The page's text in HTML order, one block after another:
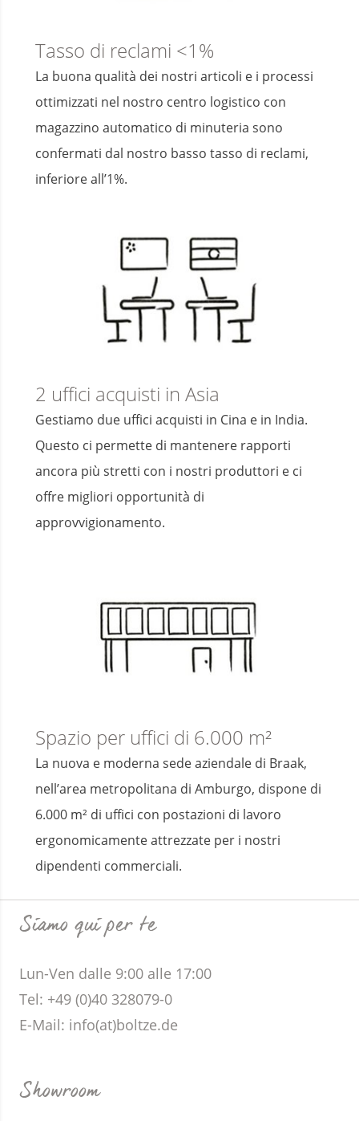
Tasso di reclami <1%
La buona qualità dei nostri articoli e i processi
ottimizzati nel nostro centro logistico con
magazzino automatico di minuteria sono
confermati dal nostro basso tasso di reclami,
inferiore all’1%.
2 uffici acquisti in Asia
Gestiamo due uffici acquisti in Cina e in India.
Questo ci permette di mantenere rapporti
ancora più stretti con i nostri produttori e ci
offre migliori opportunità di
approvvigionamento.
Spazio per uffici di 6.000 m²
La nuova e moderna sede aziendale di Braak,
nell’area metropolitana di Amburgo, dispone di
6.000 m² di uffici con postazioni di lavoro
ergonomicamente attrezzate per i nostri
dipendenti commerciali.
Siamo qui per te
Lun-Ven dalle 9:00 alle 17:00
Tel: +49 (0)40 328079-0
E-Mail: info(at)boltze.de
Showroom